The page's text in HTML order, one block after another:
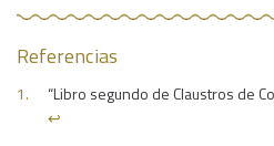
Referencias
“Libro segundo de Claustros de
↩︎